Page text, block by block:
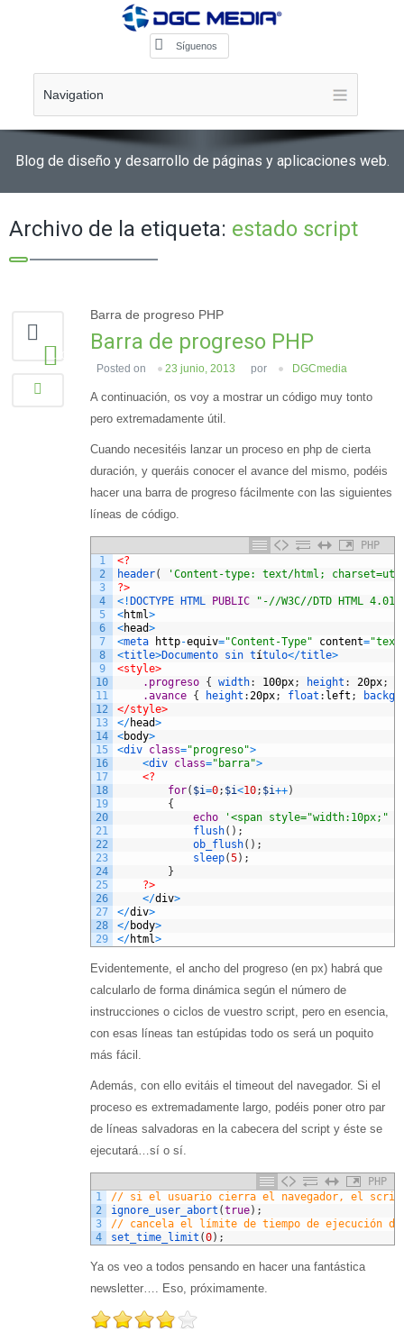
Síguenos
Navigation
Blog de diseño y desarrollo de páginas y aplicaciones web.
Archivo de la etiqueta: estado script
Barra de progreso PHP
Barra de progreso PHP
Posted on 23 junio, 2013 por DGCmedia
A continuación, os voy a mostrar un código muy tonto
pero extremadamente útil.
Cuando necesitéis lanzar un proceso en php de cierta
duración, y queráis conocer el avance del mismo, podéis
hacer una barra de progreso fácilmente con las siguientes
líneas de código.
PHP
1
2
3
4
5
6
7
8
9
10
11
12
13
14
15
16
17
18
19
20
21
22
23
24
25
26
27
28
29
<?
header(
'Content-type: text/html;
?>
< ! DOCTYPE HTML PUBLIC
"-//W3C//DTD HTML
<html>
<head>
<meta http-equiv="Content-Type" content=
<title>Documento sin título</title>
<style>
.progreso { width: 100px; height : 20px;
.avance { height :20px; float : left ;
</style>
</head>
<body>
<div class="progreso">
<div class="barra">
<?
for( $i=0; $i<10; $i++)
{
echo
'<span style="width:10px;"
flush( ) ;
ob_flush( ) ;
sleep(5) ;
}
?>
</div>
</div>
</body>
</html>
Evidentemente, el ancho del progreso (en px) habrá que
calcularlo de forma dinámica según el número de
instrucciones o ciclos de vuestro script, pero en esencia,
con esas líneas tan estúpidas todo os será un poquito
más fácil.
Además, con ello evitáis el timeout del navegador. Si el
proceso es extremadamente largo, podéis poner otro par
de líneas salvadoras en la cabecera del script y éste se
ejecutará…sí o sí.
PHP
1
2
3
4
// si el usuario cierra el navegador, el script
ignore_user_abort (true) ;
// cancela el límite de tiempo de ejecución de
set_time_limit (0) ;
Ya os veo a todos pensando en hacer una fantástica
newsletter…. Eso, próximamente.